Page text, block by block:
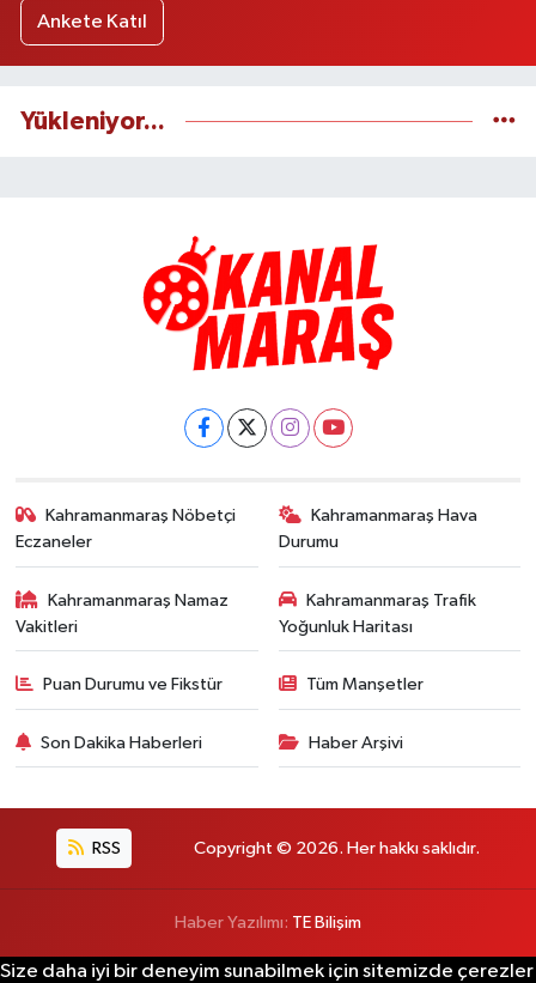
Ankete Katıl
Yükleniyor...
Kahramanmaraş Nöbetçi
Eczaneler
Kahramanmaraş Hava
Durumu
Kahramanmaraş Namaz
Vakitleri
Kahramanmaraş Trafik
Yoğunluk Haritası
Puan Durumu ve Fikstür Tüm Manşetler
Son Dakika Haberleri Haber Arşivi
RSS Copyright © 2026. Her hakkı saklıdır.
Haber Yazılımı: TE Bilişim
Size daha iyi bir deneyim sunabilmek için sitemizde çerezler